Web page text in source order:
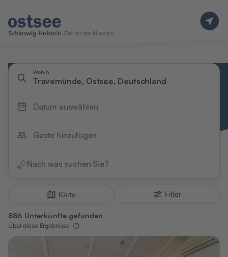
Wohin
Travemünde, Ostsee, Deutschland
Datum auswählen
Gäste hinzufügen
Nach was suchen Sie?
Karte Filter
886 Unterkünfte gefunden
Über diese Ergebnisse